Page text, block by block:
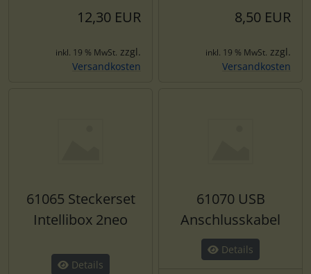
12,30 EUR
inkl. 19 % MwSt. zzgl.
Versandkosten
8,50 EUR
inkl. 19 % MwSt. zzgl.
Versandkosten
61065 Steckerset
Intellibox 2neo
Details
61070 USB
Anschlusskabel
Details